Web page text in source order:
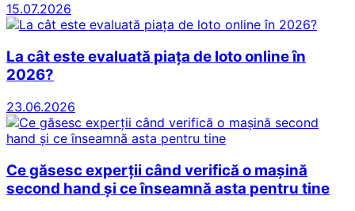
15.07.2026
La cât este evaluată piața de loto online în
2026?
23.06.2026
Ce găsesc experții când verifică o mașină
second hand și ce înseamnă asta pentru tine